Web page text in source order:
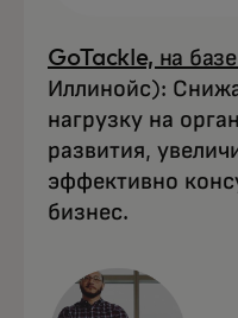
GoTackle, на
Иллинойс):
нагрузку на
развития,
эффективно
бизнес.